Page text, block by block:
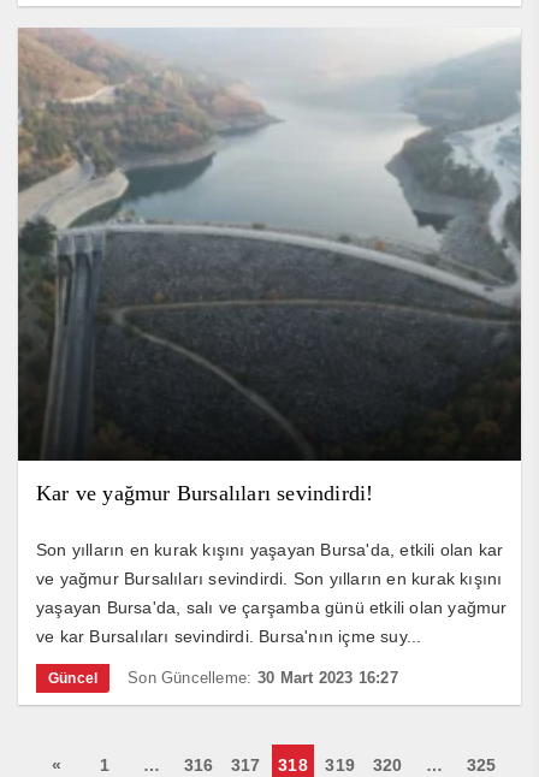
Kar ve yağmur Bursalıları sevindirdi!
Son yılların en kurak kışını yaşayan Bursa'da, etkili olan kar
ve yağmur Bursalıları sevindirdi. Son yılların en kurak kışını
yaşayan Bursa'da, salı ve çarşamba günü etkili olan yağmur
ve kar Bursalıları sevindirdi. Bursa'nın içme suy...
Güncel Son Güncelleme: 30 Mart 2023 16:27
« 1 … 316 317 318 319 320 … 325